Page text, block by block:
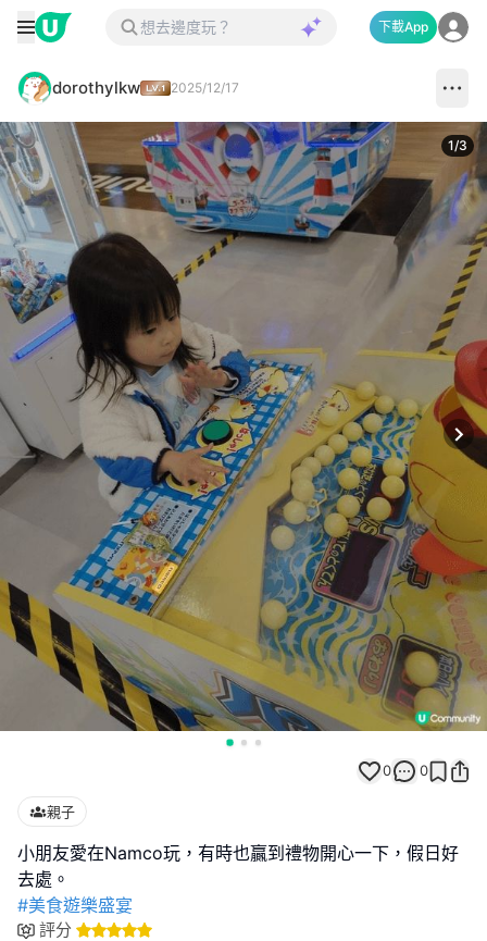
下載App
dorothylkw 2025/12/17
1/3
0 0
親子
小朋友愛在Namco玩，有時也贏到禮物開心一下，假日好
#美食遊樂盛宴
評分